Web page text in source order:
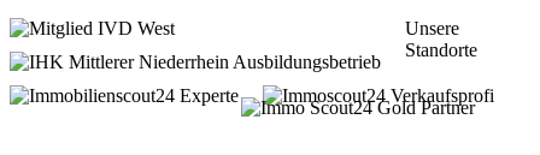
Unsere
Standorte